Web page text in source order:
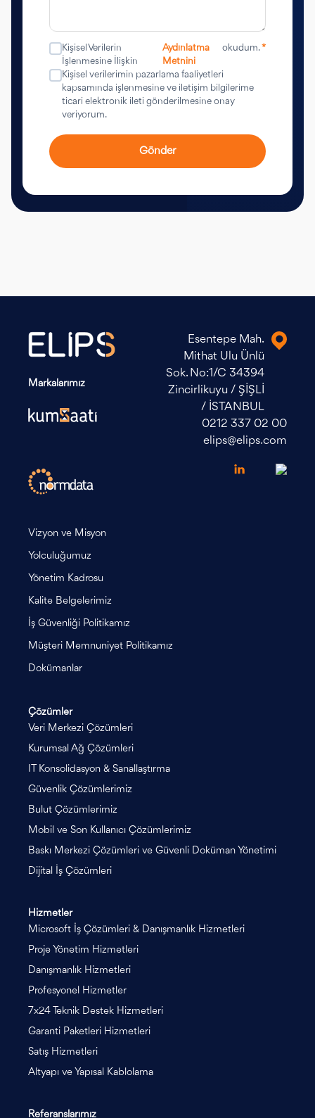
Kişisel Verilerin
İşlenmesine İlişkin
Aydınlatma
Metnini
okudum.*
Kişisel verilerimin pazarlama faaliyetleri
kapsamında işlenmesine ve iletişim bilgilerime
ticari elektronik ileti gönderilmesine onay
veriyorum.
Gönder
Markalarımız
Esentepe Mah.
Mithat Ulu Ünlü
Sok. No:1/C 34394
Zincirlikuyu / ŞİŞLİ
/ İSTANBUL
0212 337 02 00
elips@elips.com
Vizyon ve Misyon
Yolculuğumuz
Yönetim Kadrosu
Kalite Belgelerimiz
İş Güvenliği Politikamız
Müşteri Memnuniyet Politikamız
Dokümanlar
Çözümler
Veri Merkezi Çözümleri
Kurumsal Ağ Çözümleri
IT Konsolidasyon & Sanallaştırma
Güvenlik Çözümlerimiz
Bulut Çözümlerimiz
Mobil ve Son Kullanıcı Çözümlerimiz
Baskı Merkezi Çözümleri ve Güvenli Doküman Yönetimi
Dijital İş Çözümleri
Hizmetler
Microsoft İş Çözümleri & Danışmanlık Hizmetleri
Proje Yönetim Hizmetleri
Danışmanlık Hizmetleri
Profesyonel Hizmetler
7x24 Teknik Destek Hizmetleri
Garanti Paketleri Hizmetleri
Satış Hizmetleri
Altyapı ve Yapısal Kablolama
Referanslarımız